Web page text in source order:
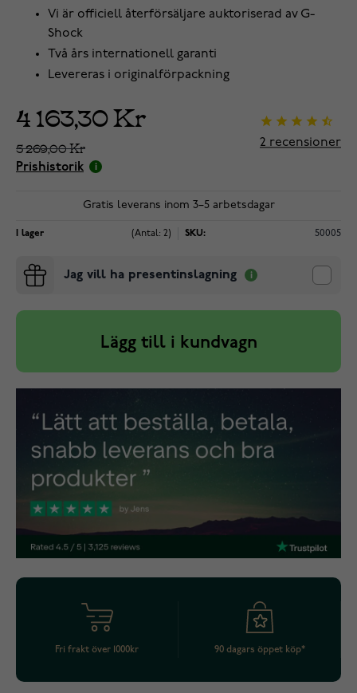
Vi är officiell återförsäljare auktoriserad av G-
Shock
Två års internationell garanti
Levereras i originalförpackning
4 163,30 Kr
5 269,00 Kr
Prishistorik
2 recensioner
Gratis leverans inom 3–5 arbetsdagar
I lager (Antal: 2) SKU: 50005
Jag vill ha presentinslagning
Lägg till i kundvagn
Fri frakt över 1000kr 90 dagars öppet köp*